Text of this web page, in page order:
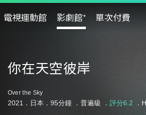
電視運動館 影劇館⁺ 單次付費
你在天空彼岸
Over the Sky
2021．日本．95分鐘 ． 普遍級 ． 評分6.2 ．